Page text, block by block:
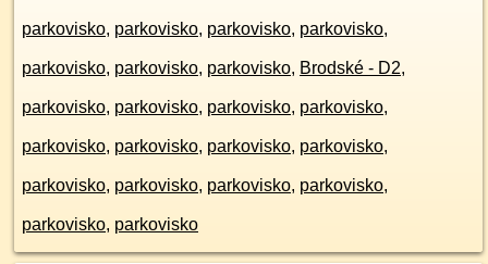
parkovisko, parkovisko, parkovisko, parkovisko,
parkovisko, parkovisko, parkovisko, Brodské - D2,
parkovisko, parkovisko, parkovisko, parkovisko,
parkovisko, parkovisko, parkovisko, parkovisko,
parkovisko, parkovisko, parkovisko, parkovisko,
parkovisko, parkovisko